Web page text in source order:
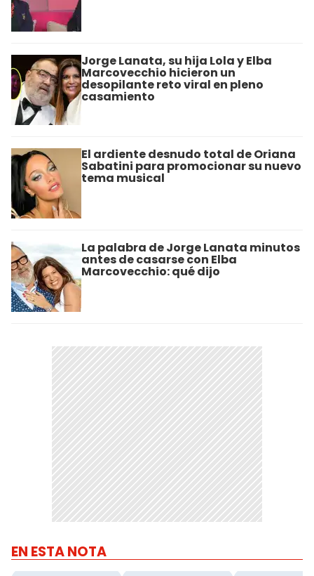
Jorge Lanata, su hija Lola y Elba
Marcovecchio hicieron un
desopilante reto viral en pleno
casamiento
El ardiente desnudo total de Oriana
Sabatini para promocionar su nuevo
tema musical
La palabra de Jorge Lanata minutos
antes de casarse con Elba
Marcovecchio: qué dijo
EN ESTA NOTA